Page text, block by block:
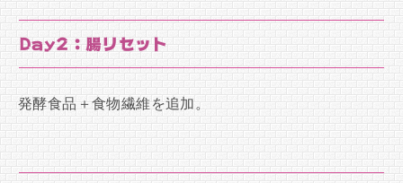
Day2：腸リセット
発酵食品＋食物繊維を追加。